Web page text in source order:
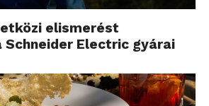
elismerést
Schneider Electric gyárai